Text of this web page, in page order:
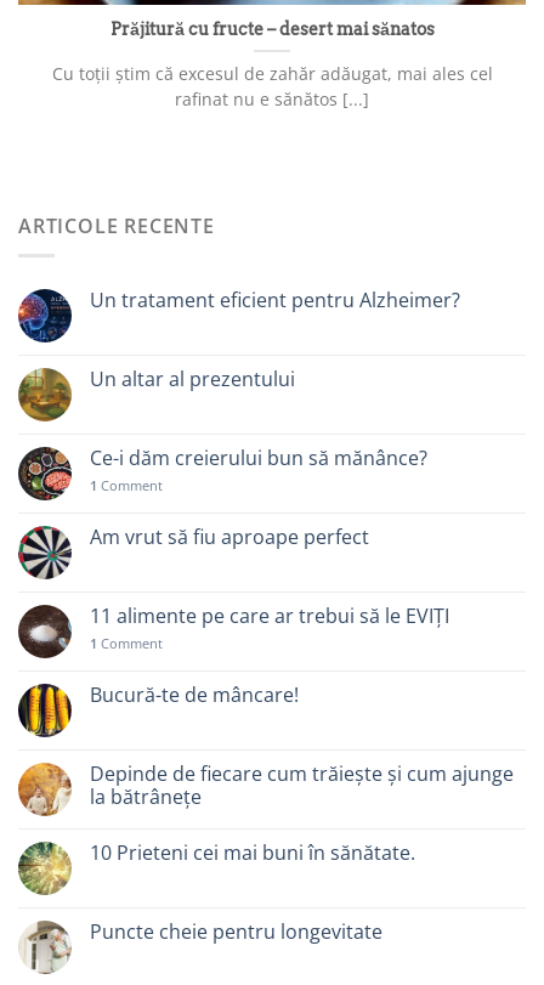
Prăjitură cu fructe – desert mai sănatos
Cu toții știm că excesul de zahăr adăugat, mai ales cel
rafinat nu e sănătos [...]
ARTICOLE RECENTE
Un tratament eficient pentru Alzheimer?
Un altar al prezentului
Ce-i dăm creierului bun să mănânce?
1 Comment
Am vrut să fiu aproape perfect
11 alimente pe care ar trebui să le EVIȚI
1 Comment
Bucură-te de mâncare!
Depinde de fiecare cum trăiește și cum ajunge
la bătrânețe
10 Prieteni cei mai buni în sănătate.
Puncte cheie pentru longevitate